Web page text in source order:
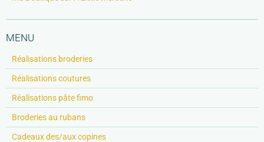
MENU
Réalisations broderies
Réalisations coutures
Réalisations pâte fimo
Broderies au rubans
Cadeaux des/aux copines